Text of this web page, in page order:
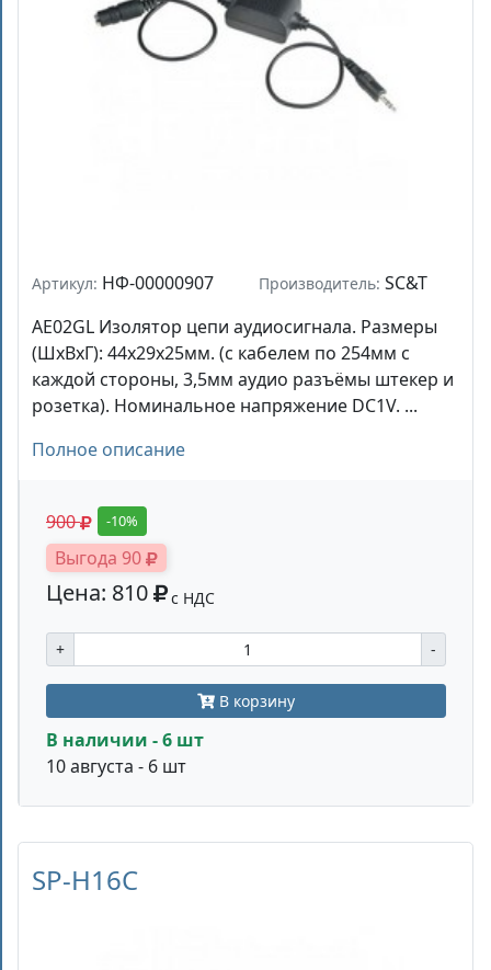
Артикул: НФ-00000907 Производитель: SC&T
AE02GL Изолятор цепи аудиосигнала. Размеры
(ШxВxГ): 44х29х25мм. (с кабелем по 254мм с
каждой стороны, 3,5мм аудио разъёмы штекер и
розетка). Номинальное напряжение DC1V. ...
Полное описание
900 -10%
Выгода 90
Цена: 810 с НДС
+ -
В корзину
В наличии - 6 шт
10 августа - 6 шт
SP-H16C